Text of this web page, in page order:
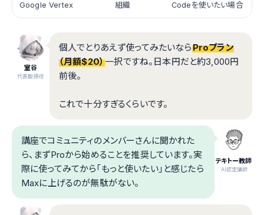
Google Vertex
組織
Codeを使いたい場合
室谷
代表取締役
個人でとりあえず使ってみたいならProプラン
（月額$20）一択ですね。日本円だと約3,000円
前後。
これで十分すぎるくらいです。
テキトー教師
.AI認定講師
講座でコミュニティのメンバーさんに聞かれた
ら、まずProから始めることを推奨しています。実
際に使ってみてから「もっと使いたい」と感じたら
Maxに上げるのが無駄がない。